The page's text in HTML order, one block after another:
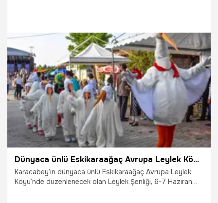
6.06.2026 Vatan TV
Dünyaca ünlü Eskikaraağaç Avrupa Leylek Köyü’nde Leylek Şenliği başlıyor
Karacabey’in dünyaca ünlü Eskikaraağaç Avrupa Leylek
Köyü’nde düzenlenecek olan Leylek Şenliği, 6-7 Haziran